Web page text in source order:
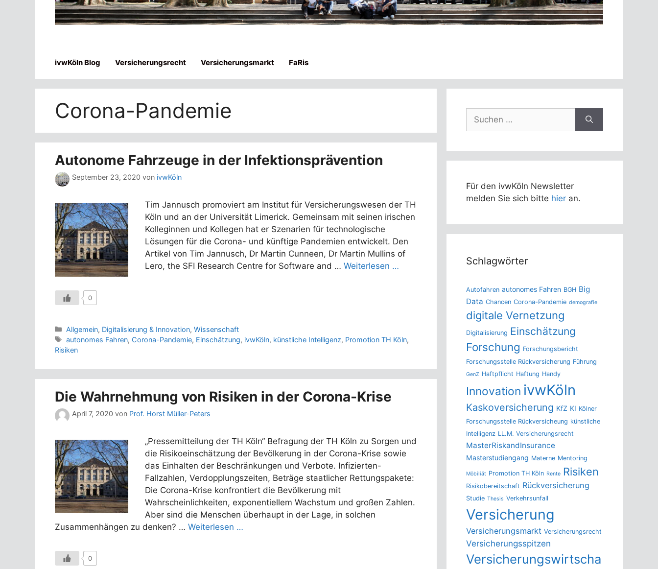
ivwKöln Blog Versicherungsrecht Versicherungsmarkt FaRis
Corona-Pandemie
Autonome Fahrzeuge in der Infektionsprävention
September 23, 2020 von ivwKöln
Tim Jannusch promoviert am Institut für Versicherungswesen der TH
Köln und an der Universität Limerick. Gemeinsam mit seinen irischen
Kolleginnen und Kollegen hat er Szenarien für technologische
Lösungen für die Corona- und künftige Pandemien entwickelt. Den
Artikel von Tim Jannusch, Dr Martin Cunneen, Dr Martin Mullins of
Lero, the SFI Research Centre for Software and … Weiterlesen …
0
Kategorien
Allgemein, Digitalisierung & Innovation,Wissenschaft
Schlagwörter
autonomes Fahren, Corona-Pandemie, Einschätzung, ivwKöln, künstliche Intelligenz, Promotion TH Köln,
Risiken
Die Wahrnehmung von Risiken in der Corona-Krise
April 7, 2020 von Prof. Horst Müller-Peters
„Pressemitteilung der TH Köln“ Befragung der TH Köln zu Sorgen und
die Risikoeinschätzung der Bevölkerung in der Corona-Krise sowie
das Einhalten der Beschränkungen und Verbote. Infizierten-
Fallzahlen, Verdopplungszeiten, Beträge staatlicher Rettungspakete:
Die Corona-Krise konfrontiert die Bevölkerung mit
Wahrscheinlichkeiten, exponentiellem Wachstum und großen Zahlen.
Aber sind die Menschen überhaupt in der Lage, in solchen
Zusammenhängen zu denken? … Weiterlesen …
0
nach:
Für den ivwKöln Newsletter
melden Sie sich bitte hier an.
Schlagwörter
Autofahren autonomes Fahren BGH Big
Data Chancen Corona-Pandemie demografie
digitale Vernetzung
Digitalisierung Einschätzung
Forschung Forschungsbericht
Forschungsstelle Rückversicherung Führung
GenZ Haftpflicht Haftung Handy
Innovation ivwKöln
Kaskoversicherung KfZ KI Kölner
Forschungsstelle Rückversicheung künstliche
Intelligenz LL.M. Versicherungsrecht
MasterRiskandInsurance
Masterstudiengang Materne Mentoring
Möbiliät Promotion TH Köln Rente Risiken
Risikobereitschaft Rückversicherung
Studie Thesis Verkehrsunfall
Versicherung
Versicherungsmarkt Versicherungsrecht
Versicherungsspitzen
Versicherungswirtscha